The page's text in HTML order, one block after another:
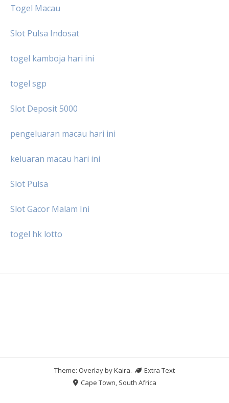
Togel Macau
Slot Pulsa Indosat
togel kamboja hari ini
togel sgp
Slot Deposit 5000
pengeluaran macau hari ini
keluaran macau hari ini
Slot Pulsa
Slot Gacor Malam Ini
togel hk lotto
Theme: Overlay byKaira.
Extra Text
Cape Town, South Africa